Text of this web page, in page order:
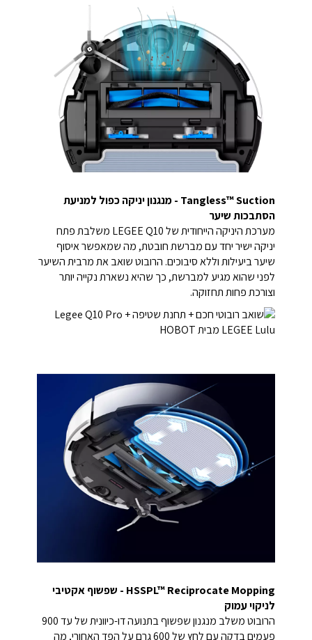
Tangless™ Suction - מנגנון יניקה כפול למניעת
הסתבכות שיער
מערכת היניקה הייחודית של LEGEE Q10 משלבת פתח
יניקה ישיר יחד עם מברשת חובטת, מה שמאפשר איסוף
שיער ביעילות וללא סיבוכים. הרובוט שואב את מרבית השיער
לפני שהוא מגיע למברשת, כך שהיא נשארת נקייה יותר
וצורכת פחות תחזוקה.
HSSPL™ Reciprocate Mopping - שפשוף אקטיבי
לניקוי עמוק
הרובוט משלב מנגנון שפשוף בתנועה דו-כיוונית של עד 900
פעמים בדקה עם לחץ של 600 גרם על הפד האחורי, מה